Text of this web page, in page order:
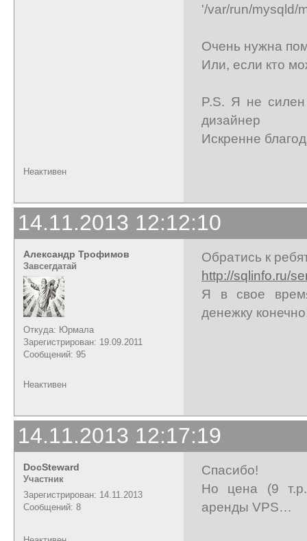
'/var/run/mysqld/
Очень нужна
Или, если кто
P.S. Я не силен
дизайнер
Искренне
Неактивен
14.11.2013 12:12:10
Александр Трофимов
Завсегдатай
Откуда: Юрмала
Зарегистрирован: 19.09.2011
Сообщений: 95
Обратись к
http://sqlinfo.ru/
Я в свое
денежку
Неактивен
14.11.2013 12:17:19
DocSteward
Участник
Зарегистрирован: 14.11.2013
Сообщений: 8
Спасибо!
Но цена (9
аренды VPS…